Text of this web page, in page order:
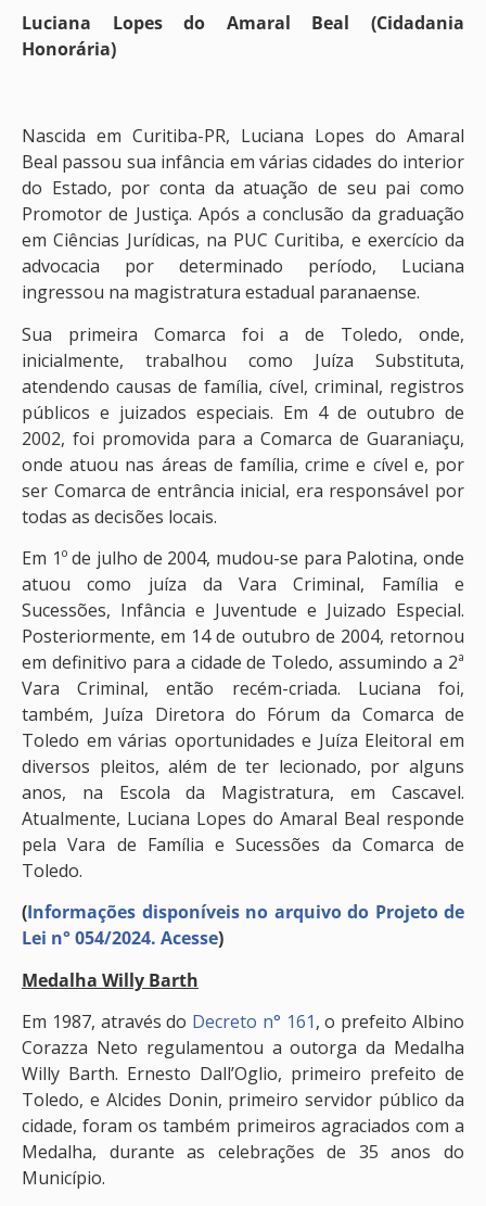
Luciana Lopes do Amaral Beal (Cidadania
Honorária)
Nascida em Curitiba-PR, Luciana Lopes do Amaral
Beal passou sua infância em várias cidades do interior
do Estado, por conta da atuação de seu pai como
Promotor de Justiça. Após a conclusão da graduação
em Ciências Jurídicas, na PUC Curitiba, e exercício da
advocacia por determinado período, Luciana
ingressou na magistratura estadual paranaense.
Sua primeira Comarca foi a de Toledo, onde,
inicialmente, trabalhou como Juíza Substituta,
atendendo causas de família, cível, criminal, registros
públicos e juizados especiais. Em 4 de outubro de
2002, foi promovida para a Comarca de Guaraniaçu,
onde atuou nas áreas de família, crime e cível e, por
ser Comarca de entrância inicial, era responsável por
todas as decisões locais.
Em 1º de julho de 2004, mudou-se para Palotina, onde
atuou como juíza da Vara Criminal, Família e
Sucessões, Infância e Juventude e Juizado Especial.
Posteriormente, em 14 de outubro de 2004, retornou
em definitivo para a cidade de Toledo, assumindo a 2ª
Vara Criminal, então recém-criada. Luciana foi,
também, Juíza Diretora do Fórum da Comarca de
Toledo em várias oportunidades e Juíza Eleitoral em
diversos pleitos, além de ter lecionado, por alguns
anos, na Escola da Magistratura, em Cascavel.
Atualmente, Luciana Lopes do Amaral Beal responde
pela Vara de Família e Sucessões da Comarca de
Toledo.
(Informações disponíveis no arquivo do Projeto de
Lei n° 054/2024. Acesse)
Medalha Willy Barth
Em 1987, através do Decreto n° 161, o prefeito Albino
Corazza Neto regulamentou a outorga da Medalha
Willy Barth. Ernesto Dall’Oglio, primeiro prefeito de
Toledo, e Alcides Donin, primeiro servidor público da
cidade, foram os também primeiros agraciados com a
Medalha, durante as celebrações de 35 anos do
Município.